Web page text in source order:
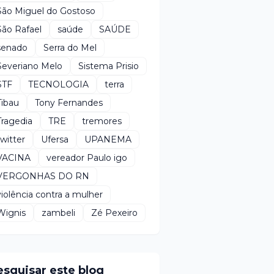
Miguel do Gostoso
Rafael
saúde
SAÚDE
Serra do Mel
Melo
Sistema Prisio
TECNOLOGIA
terra
Tony Fernandes
TRE
tremores
Ufersa
UPANEMA
vereador Paulo igo
DO RN
contra a mulher
zambeli Zé Pexeiro
este blog